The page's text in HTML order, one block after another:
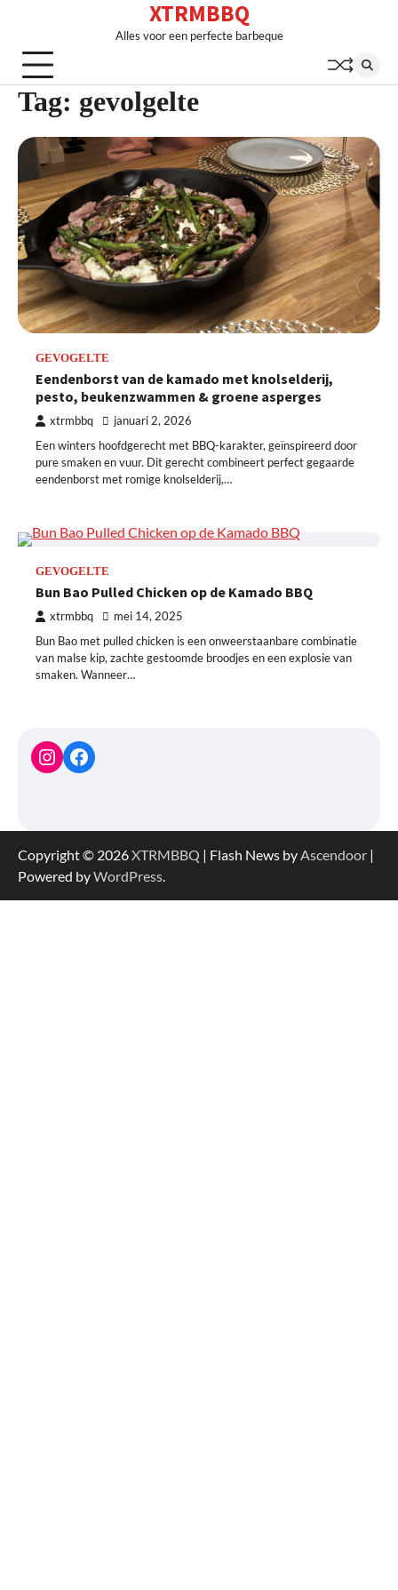
content
XTRMBBQ
Alles voor een perfecte barbeque
Tag: gevolgelte
GEVOGELTE
Eendenborst van de kamado met knolselderij,
pesto, beukenzwammen & groene asperges
xtrmbbq januari 2, 2026
Een winters hoofdgerecht met BBQ-karakter, geïnspireerd door
pure smaken en vuur. Dit gerecht combineert perfect gegaarde
eendenborst met romige knolselderij,…
GEVOGELTE
Bun Bao Pulled Chicken op de Kamado BBQ
xtrmbbq mei 14, 2025
Bun Bao met pulled chicken is een onweerstaanbare combinatie
van malse kip, zachte gestoomde broodjes en een explosie van
smaken. Wanneer…
Instagram
Facebook
Copyright © 2026XTRMBBQ | Flash News byAscendoor |
Powered byWordPress.